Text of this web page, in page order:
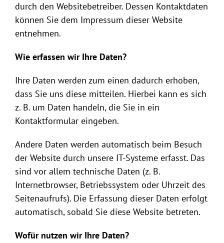
durch den Websitebetreiber. Dessen Kontaktdaten
können Sie dem Impressum dieser Website
entnehmen.
Wie erfassen wir Ihre Daten?
Ihre Daten werden zum einen dadurch erhoben,
dass Sie uns diese mitteilen. Hierbei kann es sich
z. B. um Daten handeln, die Sie in ein
Kontaktformular eingeben.
Andere Daten werden automatisch beim Besuch
der Website durch unsere IT-Systeme erfasst. Das
sind vor allem technische Daten (z. B.
Internetbrowser, Betriebssystem oder Uhrzeit des
Seitenaufrufs). Die Erfassung dieser Daten erfolgt
automatisch, sobald Sie diese Website betreten.
Wofür nutzen wir Ihre Daten?